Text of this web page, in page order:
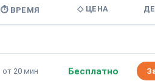
⏱ ВРЕМЯ ◇ ЦЕНА
от 20 мин Бесплатно